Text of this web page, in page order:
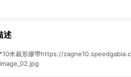
述
米裁形膠帶https://